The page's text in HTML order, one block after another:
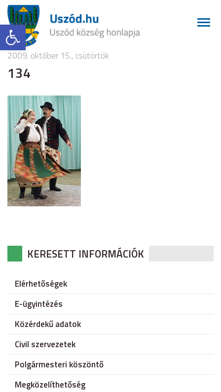
Eszköztár megnyitása
2009. október 15., csütörtök
134
KERESETT INFORMÁCIÓK
Elérhetőségek
E-ügyintézés
Közérdekű adatok
Civil szervezetek
Polgármesteri köszöntő
Megközelíthetőség